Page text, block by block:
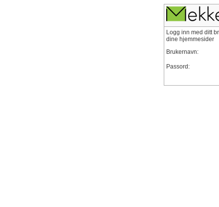
Logg inn med ditt
dine hjemmesider
Brukernavn:
Passord: